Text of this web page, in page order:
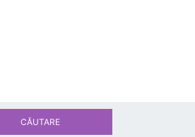
CĂUTARE